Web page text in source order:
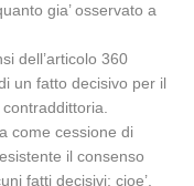
gia’ osservato a
dell’articolo 360
un fatto decisivo per il
come cessione di
il consenso
fatti decisivi: cioe’,